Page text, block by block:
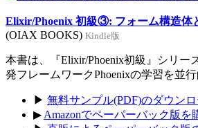
Elixir/Phoenix 初級③: フォーム構造体
(OIAX BOOKS) Kindle版
本書は、『Elixir/Phoenix初級』シリー
発フレームワークPhoenixの学習を並
▶ 無料サンプル(PDF)のダウンロ
▶ Amazonでペーパーバック版を